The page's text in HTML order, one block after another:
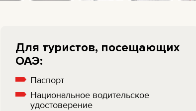
Для туристов, посещающих
ОАЭ:
Паспорт
Национальное водительское
удостоверение